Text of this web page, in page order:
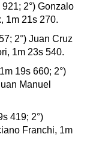
2°) Gonzalo
1m 21s 270.
2°) Juan Cruz
1m 23s 540.
19s 660; 2°)
Manuel
419; 2°)
Franchi, 1m